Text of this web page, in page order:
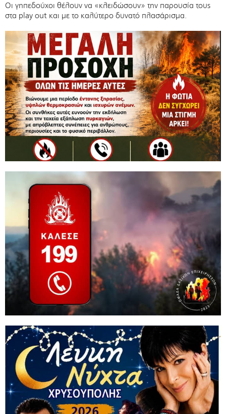
Οι γηπεδούχοι θέλουν να «κλειδώσουν» την παρουσία τους
στα play out και με το καλύτερο δυνατό πλασάρισμα.